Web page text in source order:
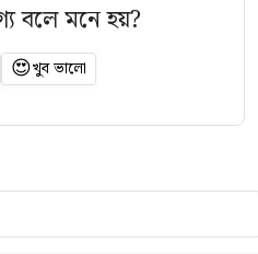
বলে মনে হয়?
😍খুব ভালো